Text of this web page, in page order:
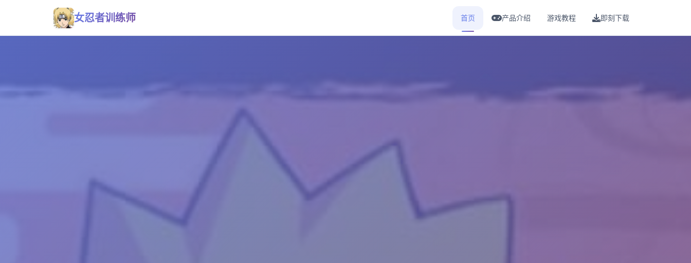
女忍者训练师 首页 产品介绍 游戏教程 即刻下载